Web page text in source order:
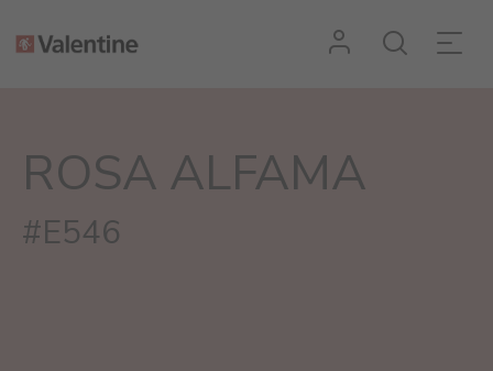
ROSA ALFAMA
#E546